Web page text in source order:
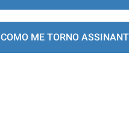
COMO ME TORNO